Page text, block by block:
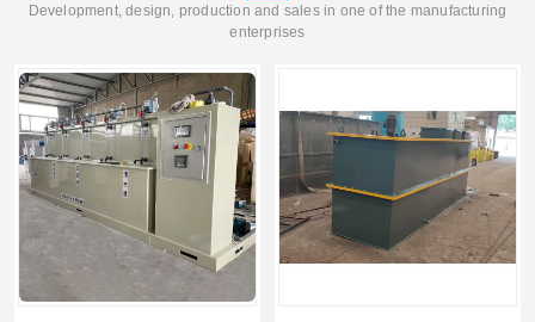
Development, design, production and sales in one of the manufacturing
enterprises